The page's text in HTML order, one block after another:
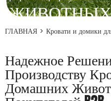
БРЕНДОВ,
ОПТОВЫХ
ГЛАВНАЯ > Кровати и домики
Надежное
Производству
Домашних